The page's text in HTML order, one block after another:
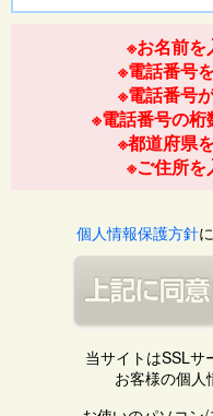
※お名前を
※電話番号
※電話番号
※電話番号の桁
※都道府県
※ご住所を
個人情報保護方針
当サイトはSSLサ
お客様の個人